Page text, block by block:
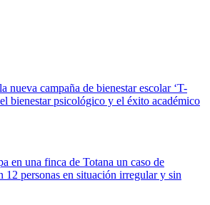
nueva campaña de bienestar escolar ‘T-
bienestar psicológico y el éxito académico
en una finca de Totana un caso de
12 personas en situación irregular y sin